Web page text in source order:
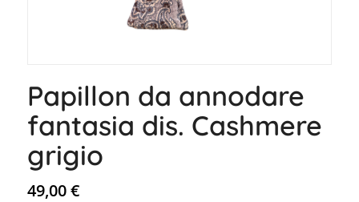
Papillon da annodare
fantasia dis. Cashmere
grigio
49,00€